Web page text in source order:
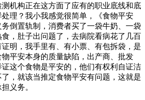
机构正在这方面了应有的职业底线和底
理？我小我感觉很简单，《食物平安
倒置轨制，消费者买了一袋牛奶、一袋
，肚子出问题了，去病院看病花了几百
明，我手里有、有小票、有包拆袋，是
平安本身的质量缺陷，出产商、批发
这个食物是平安的，他们有权利自证洁
，就该当推定食物平安有问题，这就是
义务。